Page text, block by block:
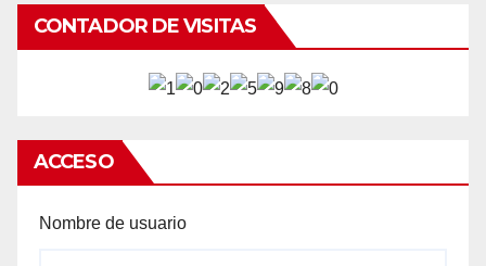
CONTADOR DE VISITAS
ACCESO
Nombre de usuario